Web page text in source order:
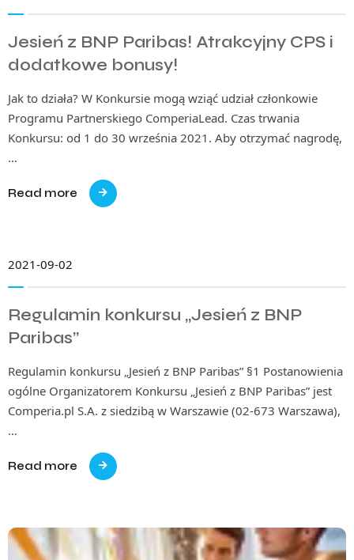
Jesień z BNP Paribas! Atrakcyjny CPS i
dodatkowe bonusy!
Jak to działa? W Konkursie mogą wziąć udział członkowie
Programu Partnerskiego ComperiaLead. Czas trwania
Konkursu: od 1 do 30 września 2021. Aby otrzymać nagrodę,
…
Read more
2021-09-02
Regulamin konkursu „Jesień z BNP
Paribas”
Regulamin konkursu „Jesień z BNP Paribas” §1 Postanowienia
ogólne Organizatorem Konkursu „Jesień z BNP Paribas” jest
Comperia.pl S.A. z siedzibą w Warszawie (02-673 Warszawa),
…
Read more